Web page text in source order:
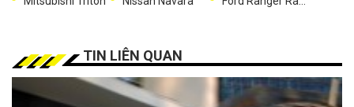
TIN LIÊN QUAN